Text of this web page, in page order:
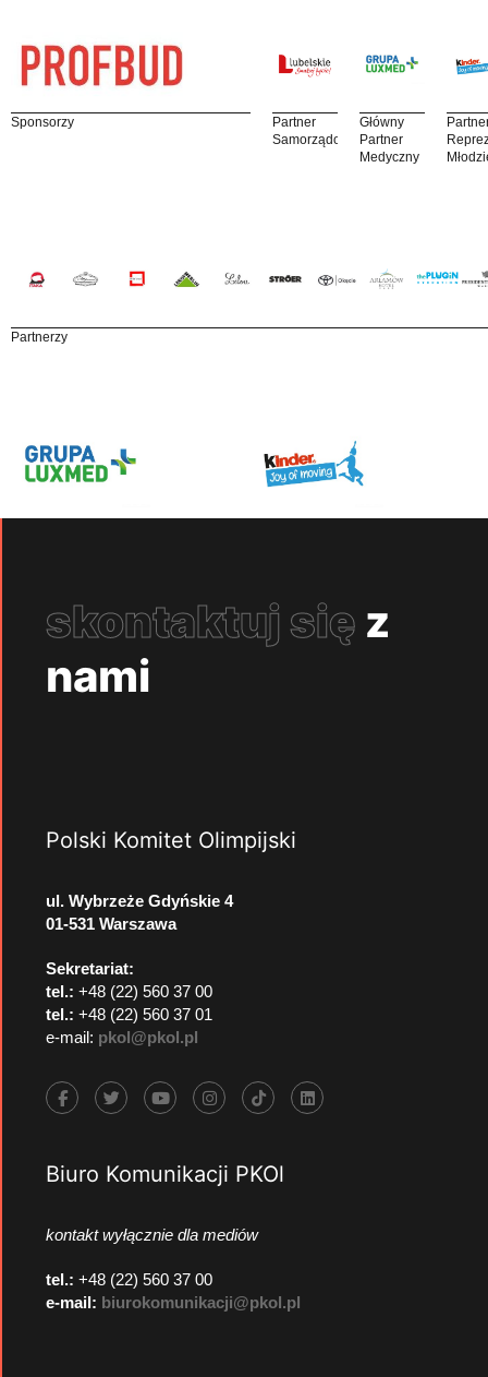
Sponsorzy
Partner
Samorządowy
Główny
Partner
Medyczny
Partnerzy
skontaktuj się z
nami
Polski Komitet Olimpijski
ul. Wybrzeże Gdyńskie 4
01-531 Warszawa
Sekretariat:
tel.: +48 (22) 560 37 00
tel.: +48 (22) 560 37 01
e-mail: pkol@pkol.pl
Biuro Komunikacji PKOl
kontakt wyłącznie dla mediów
tel.: +48 (22) 560 37 00
e-mail: biurokomunikacji@pkol.pl